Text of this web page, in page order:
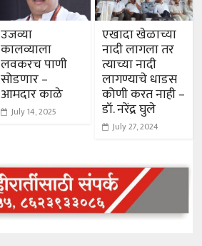
उजव्या
कालव्याला
लवकरच पाणी
सोडणार –
आमदार काळे
July 14, 2025
एखादा खेळाच्या
नादी लागला तर
त्याच्या नादी
लागण्याचे धाडस
कोणी करत नाही –
डॉ. नरेंद्र घुले
July 27, 2024